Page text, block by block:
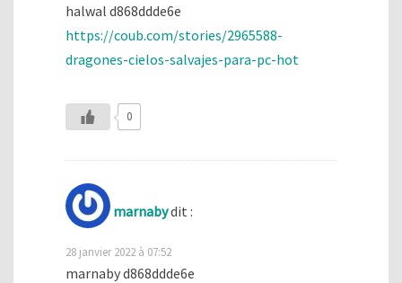
halwal d868ddde6e
https://coub.com/stories/2965588-
dragones-cielos-salvajes-para-pc-hot
0
marnabydit :
28 janvier 2022 à 07:52
marnaby d868ddde6e